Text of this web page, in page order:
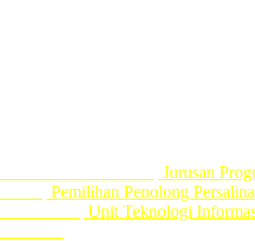
Pemilihan
Unit